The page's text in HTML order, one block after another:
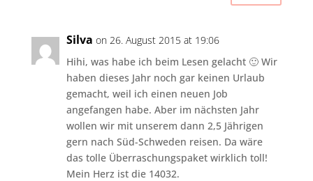
Silva on 26. August 2015 at 19:06
Hihi, was habe ich beim Lesen gelacht 🙂 Wir
haben dieses Jahr noch gar keinen Urlaub
gemacht, weil ich einen neuen Job
angefangen habe. Aber im nächsten Jahr
wollen wir mit unserem dann 2,5 Jährigen
gern nach Süd-Schweden reisen. Da wäre
das tolle Überraschungspaket wirklich toll!
Mein Herz ist die 14032.